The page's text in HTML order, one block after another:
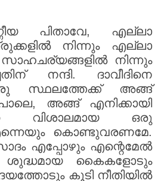
പിതാവേ, എല്ലാ
നിന്നും എല്ലാ
നിന്നും
നന്ദി. ദാവീദിനെ
സ്ഥലത്തേക്ക് അങ്ങ്
അങ്ങ് എനിക്കായി
വിശാലമായ ഒരു
കൊണ്ടുവരണമേ.
എപ്പോഴും എന്റെമേൽ
ശുദ്ധമായ കൈകളോടും
കൂടി നീതിയിൽ